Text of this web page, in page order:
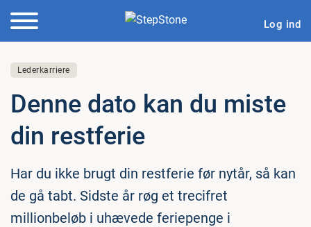
Log ind
Lederkarriere
Denne dato kan du miste
din restferie
Har du ikke brugt din restferie før nytår, så kan
de gå tabt. Sidste år røg et trecifret
millionbeløb i uhævede feriepenge i